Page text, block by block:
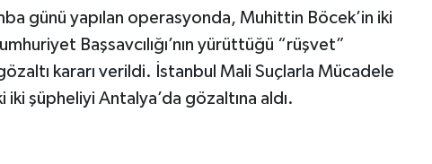
günü yapılan operasyonda, Muhittin Böcek’in iki
Başsavcılığı’nın yürüttüğü “rüşvet”
kararı verildi. İstanbul Mali Suçlarla Mücadele
şüpheliyi Antalya’da gözaltına aldı.